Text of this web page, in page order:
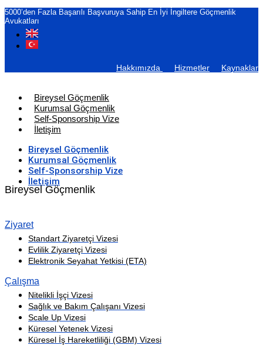
5000’den Fazla Başarılı Başvuruya Sahip En İyi İngiltere Göçmenlik
Avukatları
Hakkımızda Hizmetler Kaynaklar
Bireysel Göçmenlik
Kurumsal Göçmenlik
Self-Sponsorship Vize
İletişim
Bireysel Göçmenlik
Kurumsal Göçmenlik
Self-Sponsorship Vize
İletişim
Bireysel Göçmenlik
Ziyaret
Standart Ziyaretçi Vizesi
Evlilik Ziyaretçi Vizesi
Elektronik Seyahat Yetkisi (ETA)
Çalışma
Nitelikli İşçi Vizesi
Sağlık ve Bakım Çalışanı Vizesi
Scale Up Vizesi
Küresel Yetenek Vizesi
Küresel İş Hareketliliği (GBM) Vizesi